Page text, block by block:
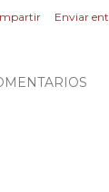
Enviar